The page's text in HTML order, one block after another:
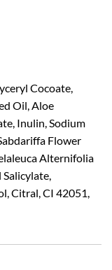
Cocoate,
Oil, Aloe
Inulin, Sodium
Flower
Alternifolia
Citral, CI 42051,